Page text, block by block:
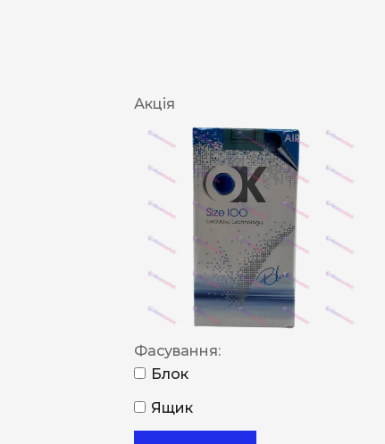
Акція
Фасування:
Блок
Ящик